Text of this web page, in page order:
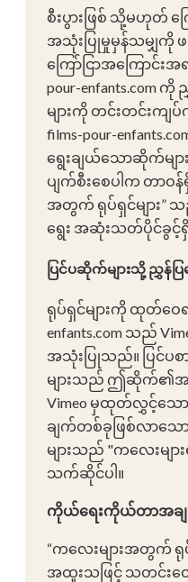
စီးပွားဖြစ် သို့မဟုတ်
အသုံးပြုမှုမှန်သမျှ
ကြော်ငြာအကြောင်းအ
pour-enfants.com
များကို တင်းတင်းကျ
films-pour-
ရွေးချယ်သောဆိုက်မ
ပျက်စီးစေပါက တာဝန်
အတွက် ရုပ်ရှင်များ”
ရွေး အဆုံးသတ်ပိုင်ခွ
ပြင်ပဆိုက်များသို့ ညွှန်ပြ
ရုပ်ရှင်များကို ထုတ်ဝေ
enfants.com သည်
အသုံးပြုသည်။ ပြင်ပစ
များသည် ဤဆိုက်၏အ
Vimeo မှထုတ်လွှင့်သေ
ချက်တစ်ခုဖြစ်လာသေ
များသည် "ကလေးမျာ
သက်ဆိုင်ပါ။
ကိုယ်ရေးကိုယ်တာအ
“ကလေးများအတွက် ရု
အထူးသဖြင့် သတင်းထ